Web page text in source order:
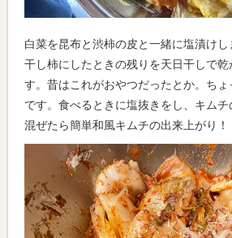
白菜を昆布と渋柿の皮と一緒に塩漬けし
干し柿にしたときの残りを天日干しで
す。昔はこれがおやつだったとか。ちょ
です。食べるときに塩抜きをし、キム
混ぜたら簡単和風キムチの出来上がり！